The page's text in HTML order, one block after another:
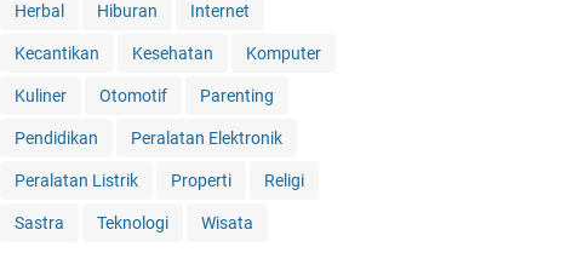
Herbal Hiburan Internet
Kecantikan Kesehatan Komputer
Kuliner Otomotif Parenting
Pendidikan Peralatan Elektronik
Peralatan Listrik Properti Religi
Sastra Teknologi Wisata